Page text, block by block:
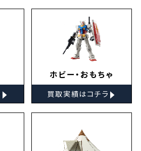
▸
ホビー・おもちゃ
買取実績はコチラ ▸